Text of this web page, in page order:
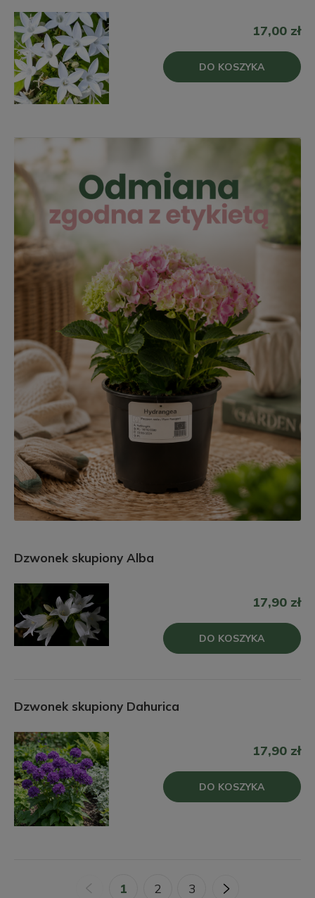
17,00 zł
DO KOSZYKA
Dzwonek skupiony Alba
17,90 zł
DO KOSZYKA
Dzwonek skupiony Dahurica
17,90 zł
DO KOSZYKA
« 1 2 3 »